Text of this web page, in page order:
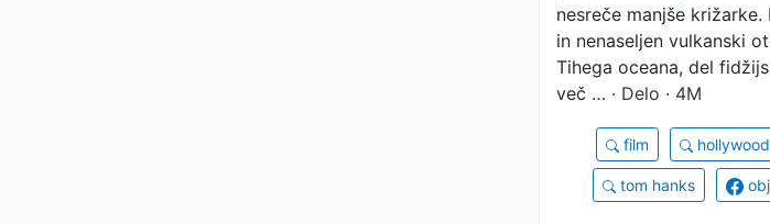
nesreče manjše
in nenaseljen vulkanski
Tihega oceana, del
več … · Delo · 4M
film hollywood
tom hanks